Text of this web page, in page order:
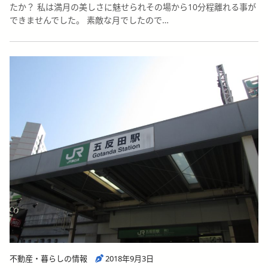
たか？ 私は満月の美しさに魅せられその場から10分程離れる事が
できませんでした。 素敵な月でしたので…
不動産・暮らしの情報 2018年9月3日